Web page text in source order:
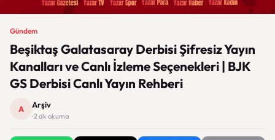
Gündem
Beşiktaş Galatasaray Derbisi Şifresiz Yayın
Kanalları ve Canlı İzleme Seçenekleri | BJK
GS Derbisi Canlı Yayın Rehberi
A Arşiv
· 2 dk okuma